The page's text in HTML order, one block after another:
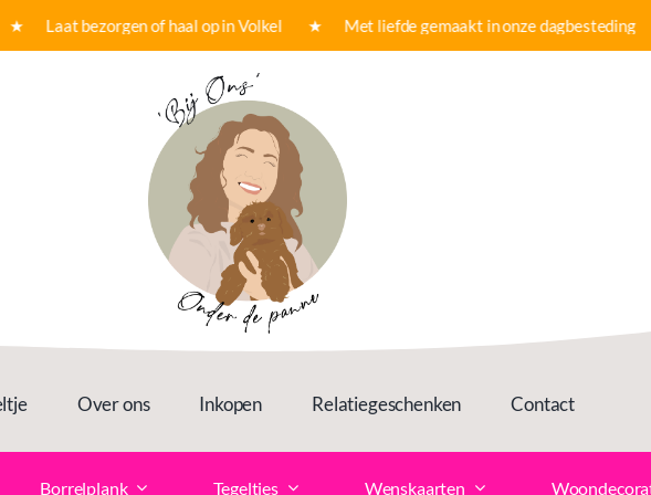
bezorgen of haal op in Volkel ★ Met liefde gemaakt in onze dagbesteding ★
Over ons Inkopen Relatiegeschenken Contact
Borrelplank Tegeltjes Wenskaarten